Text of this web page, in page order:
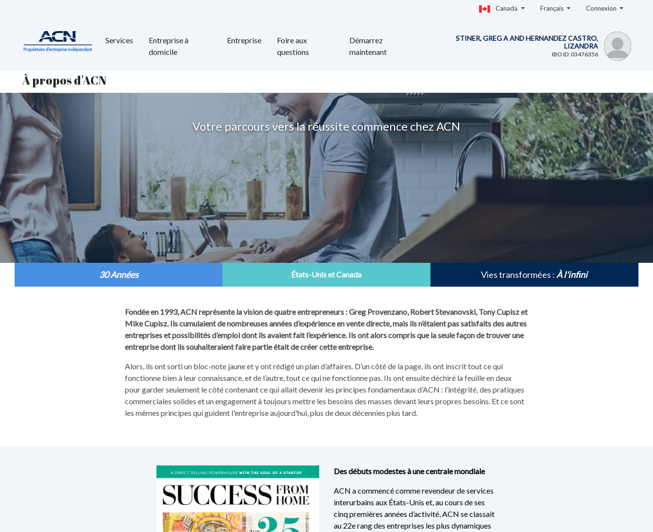
Canada Français Connexion
Services
Entreprise à
domicile
Entreprise
Foire aux
questions
Démarrez
maintenant
STINER, GREG A AND HERNANDEZ CASTRO,
LIZANDRA
IBO ID: 03476356
À propos d'ACN
Votre parcours vers la réussite commence chez ACN
30 Années États-Unis et Canada Vies transformées :À l'infini
Fondée en 1993, ACN représente la vision de quatre entrepreneurs : Greg Provenzano, Robert Stevanovski, Tony Cupisz et
Mike Cupisz. Ils cumulaient de nombreuses années d’expérience en vente directe, mais ils n’étaient pas satisfaits des autres
entreprises et possibilités d’emploi dont ils avaient fait l’expérience. Ils ont alors compris que la seule façon de trouver une
entreprise dont ils souhaiteraient faire partie était de créer cette entreprise.
Alors, ils ont sorti un bloc-note jaune et y ont rédigé un plan d’affaires. D’un côté de la page, ils ont inscrit tout ce qui
fonctionne bien à leur connaissance, et de l’autre, tout ce qui ne fonctionne pas. Ils ont ensuite déchiré la feuille en deux
pour garder seulement le côté contenant ce qui allait devenir les principes fondamentaux d’ACN : l’intégrité, des pratiques
commerciales solides et un engagement à toujours mettre les besoins des masses devant leurs propres besoins. Et ce sont
les mêmes principes qui guident l'entreprise aujourd'hui, plus de deux décennies plus tard.
Des débuts modestes à une centrale mondiale
ACN a commencé comme revendeur de services
interurbains aux États-Unis et, au cours de ses
cinq premières années d’activité, ACN se classait
au 22e rang des entreprises les plus dynamiques